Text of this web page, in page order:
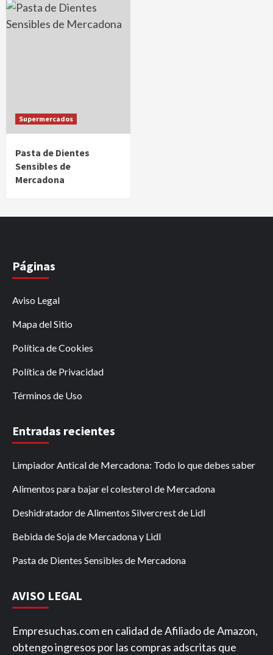
Supermercados
Pasta de Dientes
Sensibles de
Mercadona
Páginas
Aviso Legal
Mapa del Sitio
Política de Cookies
Política de Privacidad
Términos de Uso
Entradas recientes
Limpiador Antical de Mercadona: Todo lo que debes saber
Alimentos para bajar el colesterol de Mercadona
Deshidratador de Alimentos Silvercrest de Lidl
Bebida de Soja de Mercadona y Lidl
Pasta de Dientes Sensibles de Mercadona
AVISO LEGAL
Empresuchas.com en calidad de Afiliado de Amazon,
obtengo ingresos por las compras adscritas que